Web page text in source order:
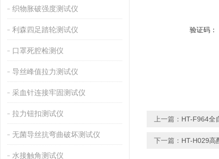
织物胀破强度测试仪
利森四足踏轮测试仪
口罩死腔检测仪
导丝峰值拉力测试仪
采血针连接牢固测试仪
拉力钮扣测试仪
无菌导丝抗弯曲破坏测试仪
水接触角测试仪
验证码：
上一篇： HT-F964全
下一篇： HT-H029高